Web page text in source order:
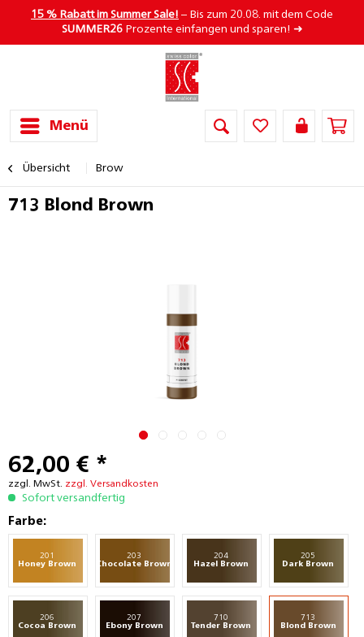
15 % Rabatt im Summer Sale! – Bis zum 20.08. mit dem Code
SUMMER26Prozente einfangen und sparen! ➜
Menü
Übersicht Brow
713 Blond Brown
62,00 € *
zzgl. MwSt. zzgl. Versandkosten
Sofort versandfertig
Farbe:
201
Honey Brown
203
Chocolate Brown
204
Hazel Brown
205
Dark Brown
206
Cocoa Brown
207
Ebony Brown
710
Tender Brown
713
Blond Brown